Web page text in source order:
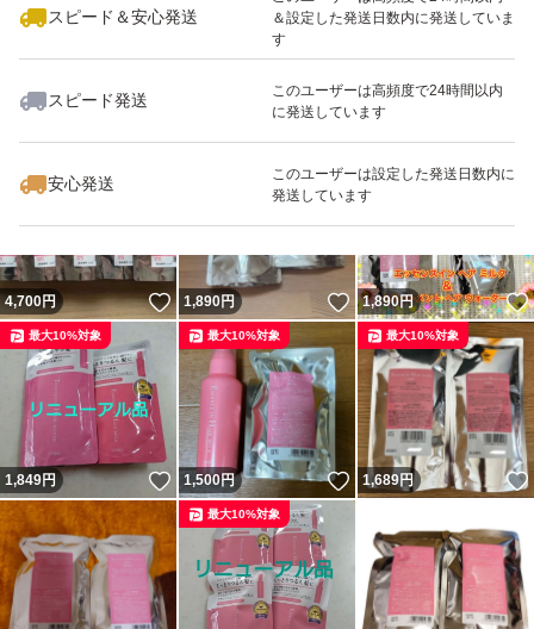
スピード＆安心発送
＆設定した発送日数内に発送していま
す
スピード発送
このユーザーは高頻度で24時間以内
に発送しています
安心発送
このユーザーは設定した発送日数内に
発送しています
いいね！
3,080
4,700円 いいね！
1,890円 いいね！
1,890円
1,849円 いいね！
最大10%対象
1,500円 いいね！
最大10%対象
1,689円
最大10%対象
最大10%対象